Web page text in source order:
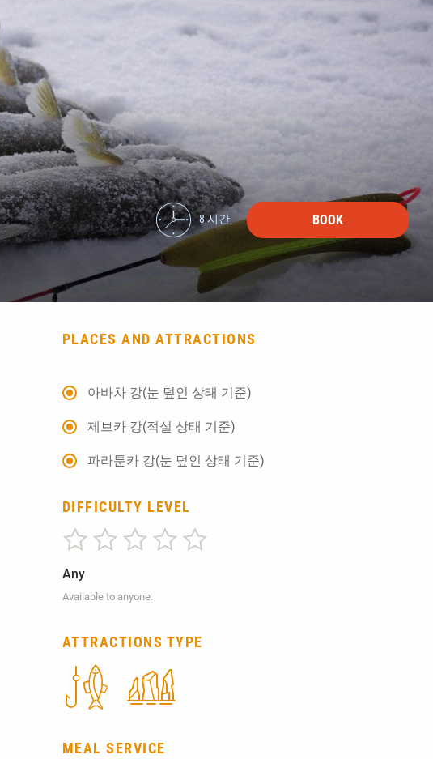
8 시간 BOOK
PLACES AND ATTRACTIONS
아바차 강(눈 덮인 상태 기준)
제브카 강(적설 상태 기준)
파라툰카 강(눈 덮인 상태 기준)
DIFFICULTY LEVEL
Any
Available to anyone.
ATTRACTIONS TYPE
MEAL SERVICE